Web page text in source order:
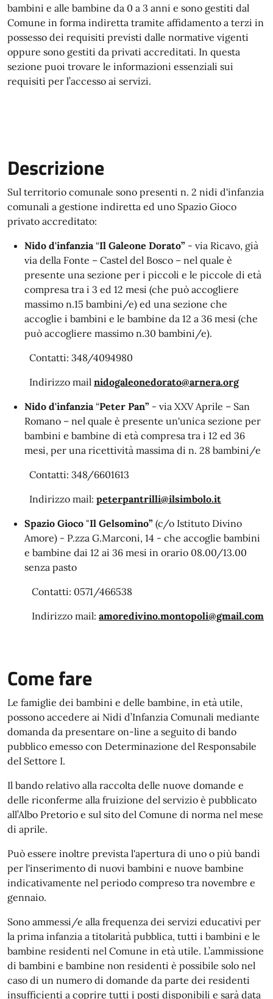
bambini e alle bambine da 0 a 3 anni e sono gestiti dal
Comune in forma indiretta tramite affidamento a terzi in
possesso dei requisiti previsti dalle normative vigenti
oppure sono gestiti da privati accreditati. In questa
sezione puoi trovare le informazioni essenziali sui
requisiti per l’accesso ai servizi.
Descrizione
Sul territorio comunale sono presenti n. 2 nidi d'infanzia
comunali a gestione indiretta ed uno Spazio Gioco
privato accreditato:
Nido d'infanzia“Il Galeone Dorato” - via Ricavo, già
via della Fonte – Castel del Bosco – nel quale è
presente una sezione per i piccoli e le piccole di età
compresa tra i 3 ed 12 mesi (che può accogliere
massimo n.15 bambini/e) ed una sezione che
accoglie i bambini e le bambine da 12 a 36 mesi (che
può accogliere massimo n.30 bambini/e).
Contatti: 348/4094980
Indirizzo mail nidogaleonedorato@arnera.org
Nido d'infanzia“Peter Pan” - via XXV Aprile – San
Romano – nel quale è presente un'unica sezione per
bambini e bambine di età compresa tra i 12 ed 36
mesi, per una ricettività massima di n. 28 bambini/e
Contatti: 348/6601613
Indirizzo mail: peterpantrilli@ilsimbolo.it
Spazio Gioco "Il Gelsomino” (c/o Istituto Divino
Amore) - P.zza G.Marconi, 14 - che accoglie bambini
e bambine dai 12 ai 36 mesi in orario 08.00/13.00
senza pasto
Contatti: 0571/466538
Indirizzo mail: amoredivino.montopoli@gmail.com
Come fare
Le famiglie dei bambini e delle bambine, in età utile,
possono accedere ai Nidi d’Infanzia Comunali mediante
domanda da presentare on-line a seguito di bando
pubblico emesso con Determinazione del Responsabile
del Settore I.
Il bando relativo alla raccolta delle nuove domande e
delle riconferme alla fruizione del servizio è pubblicato
all’Albo Pretorio e sul sito del Comune di norma nel mese
di aprile.
Può essere inoltre prevista l'apertura di uno o più bandi
per l'inserimento di nuovi bambini e nuove bambine
indicativamente nel periodo compreso tra novembre e
gennaio.
Sono ammessi/e alla frequenza dei servizi educativi per
la prima infanzia a titolarità pubblica, tutti i bambini e le
bambine residenti nel Comune in età utile. L’ammissione
di bambini e bambine non residenti è possibile solo nel
caso di un numero di domande da parte dei residenti
insufficienti a coprire tutti i posti disponibili e sarà data